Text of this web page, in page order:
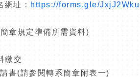
網址： https://forms.gle/
章規定準備所需資料)
繳交
書(請參閱轉系簡章附表一)